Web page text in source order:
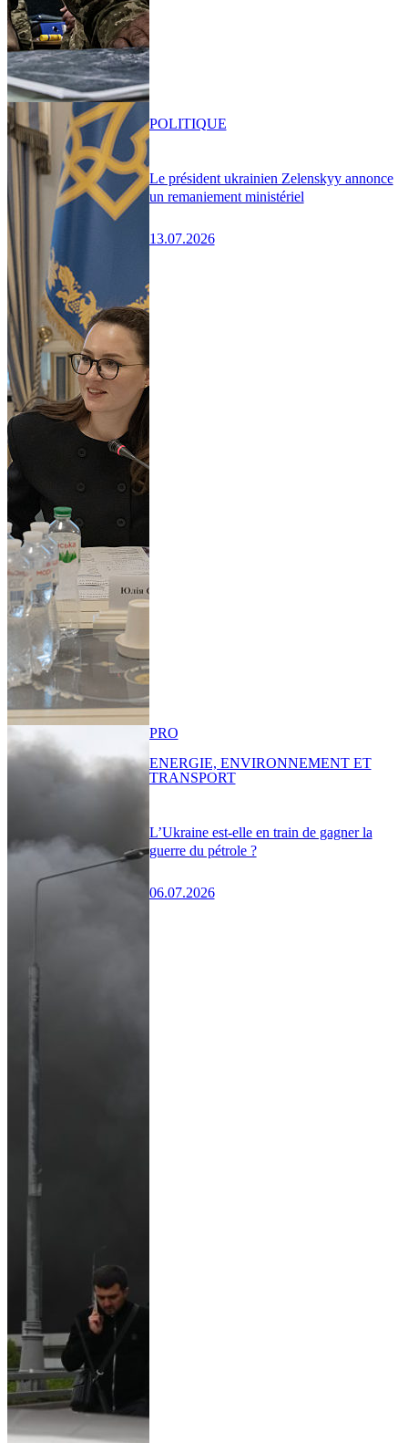
Le président ukrainien Zelenskyy annonce
un remaniement ministériel
13.07.2026
POLITIQUE
L’Ukraine est-elle en train de gagner la
guerre du pétrole ?
06.07.2026
PRO
ENERGIE, ENVIRONNEMENT ET
TRANSPORT